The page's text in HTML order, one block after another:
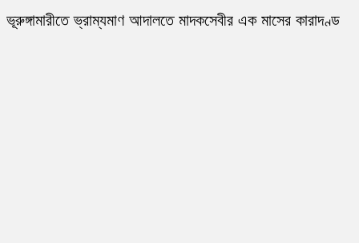
ভূরুঙ্গামারীতে ভ্রাম্যমাণ আদালতে মাদকসেবীর এক মাসের কারাদণ্ড